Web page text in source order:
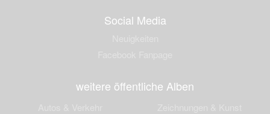
Social Media
weitere öffentliche Alben